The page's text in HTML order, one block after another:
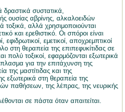
δραστικά συστατικά,
ουσίας αβρίνης, αλκαλοειδών
τοξικά, αλλά χρησιμοποιούνται
και ερεθιστικό. Οι σπόροι είναι
εφιδρωτικοί, εμετικοί, αποχρεμπτικοί
στη θεραπεία της επιπεφυκίτιδας σε
τοξικοί, εφαρμόζονται εξωτερικά
για την επιτάχυνση της
της μαστίτιδας και της
εξωτερικά στη θεραπεία της
παθήσεων, της λέπρας, της νευρικής
σε πάστα όταν απαιτείται.